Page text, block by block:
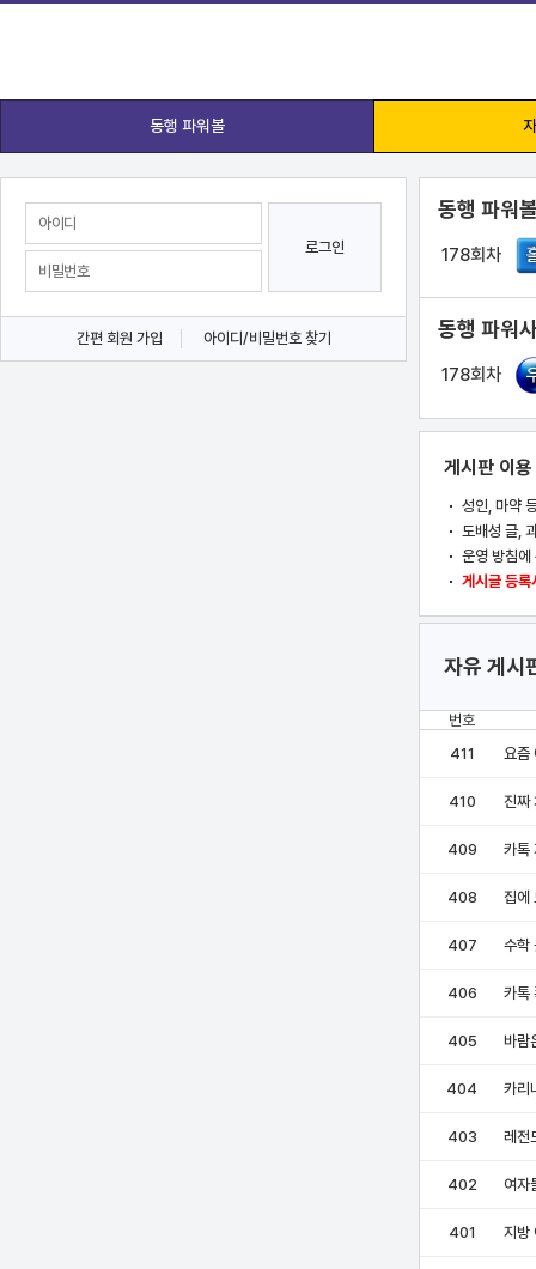
동행 파워볼
로그인
간편 회원 가입 아이디/비밀번호 찾기
동행 파워
178회차
동행 파워
178회차
게시판 이
성인, 마약
도배성 글,
운영 방침에
게시글 등
자유 게시
번호
411
요즘
410 진짜
409 카톡
408 집에
407 수학
406 카톡
405 바람
404 카리
403 레전
402 여자
401 지방